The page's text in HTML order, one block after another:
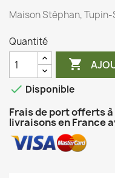
MaisonStéphan, Tupin-
Quantité

 Disponible
Frais de port offerts
livraisons en France